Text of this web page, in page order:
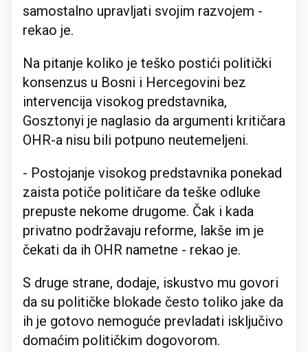
samostalno upravljati svojim razvojem -
rekao je.
Na pitanje koliko je teško postići politički
konsenzus u Bosni i Hercegovini bez
intervencija visokog predstavnika,
Gosztonyi je naglasio da argumenti kritičara
OHR-a nisu bili potpuno neutemeljeni.
- Postojanje visokog predstavnika ponekad
zaista potiče političare da teške odluke
prepuste nekome drugome. Čak i kada
privatno podržavaju reforme, lakše im je
čekati da ih OHR nametne - rekao je.
S druge strane, dodaje, iskustvo mu govori
da su političke blokade često toliko jake da
ih je gotovo nemoguće prevladati isključivo
domaćim političkim dogovorom.